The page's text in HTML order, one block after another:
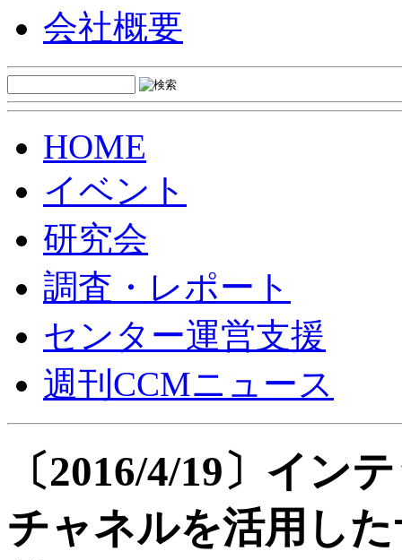
会社概要
HOME
イベント
研究会
調査・レポート
センター運営支援
週刊CCMニュース
〔2016/4/19〕イン
チャネルを活用し